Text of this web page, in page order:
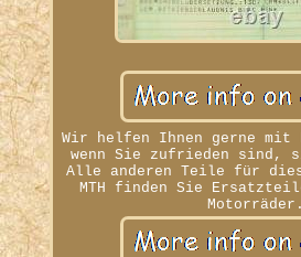
Wir helfen Ihnen gerne mit
wenn Sie zufrieden sind,
Alle anderen Teile für
MTH finden Sie
Motorräder.